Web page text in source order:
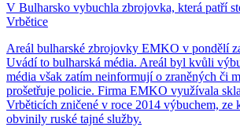
V Bulharsko vybuchla zbrojovka, která patří
Vrbětice
Areál bulharské zbrojovky EMKO v pondělí
Uvádí to bulharská média. Areál byl kvůli
média však zatím neinformují o zraněných či
prošetřuje policie. Firma EMKO využívala
Vrběticích zničené v roce 2014 výbuchem, ze
obvinily ruské tajné služby.